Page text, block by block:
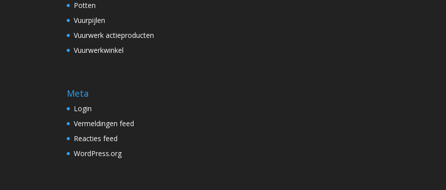
Potten
Vuurpijlen
Vuurwerk actieproducten
Vuurwerkwinkel
Meta
Login
Vermeldingen feed
Reacties feed
WordPress.org